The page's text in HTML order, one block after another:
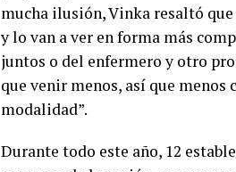
mucha ilusión, Vinka resaltó que
y lo van a ver en forma más
juntos o del enfermero y otro
que venir menos, así que
modalidad”.
Durante todo este año, 12